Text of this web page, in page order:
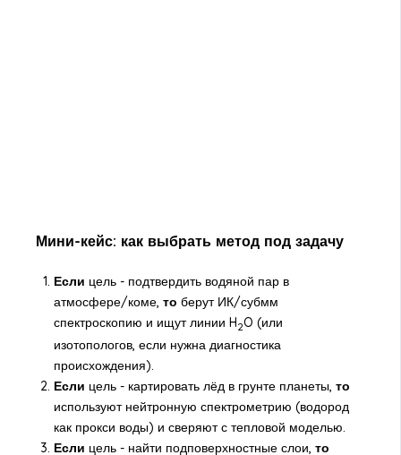
Мини-кейс: как выбрать метод под задачу
Если цель - подтвердить водяной пар в
атмосфере/коме, то берут ИК/субмм
спектроскопию и ищут линии H2O (или
изотопологов, если нужна диагностика
происхождения).
Если цель - картировать лёд в грунте планеты, то
используют нейтронную спектрометрию (водород
как прокси воды) и сверяют с тепловой моделью.
Если цель - найти подповерхностные слои, то